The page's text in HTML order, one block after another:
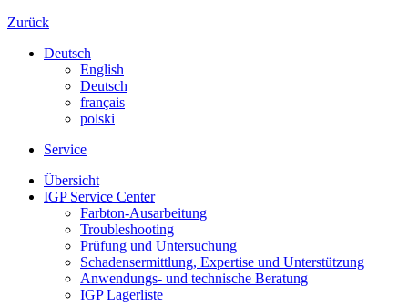
Zurück
Deutsch
English
Deutsch
français
polski
Service
Übersicht
IGP Service Center
Farbton-Ausarbeitung
Troubleshooting
Prüfung und Untersuchung
Schadensermittlung, Expertise und Unterstützung
Anwendungs- und technische Beratung
IGP Lagerliste